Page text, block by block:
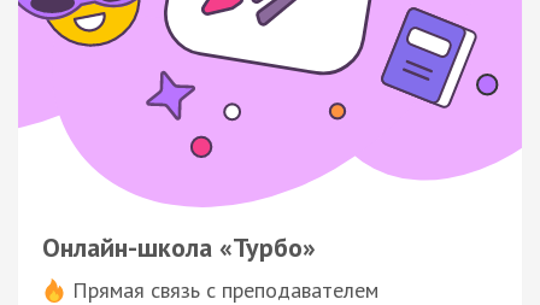
Онлайн-школа «Турбо»
Прямая связь с преподавателем